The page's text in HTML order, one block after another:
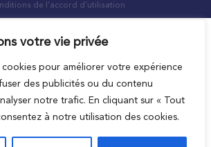
votre vie privée
cookies pour améliorer votre expérience
des publicités ou du contenu
notre trafic. En cliquant sur « Tout
à notre utilisation des cookies.
de l’accord d’utilisation